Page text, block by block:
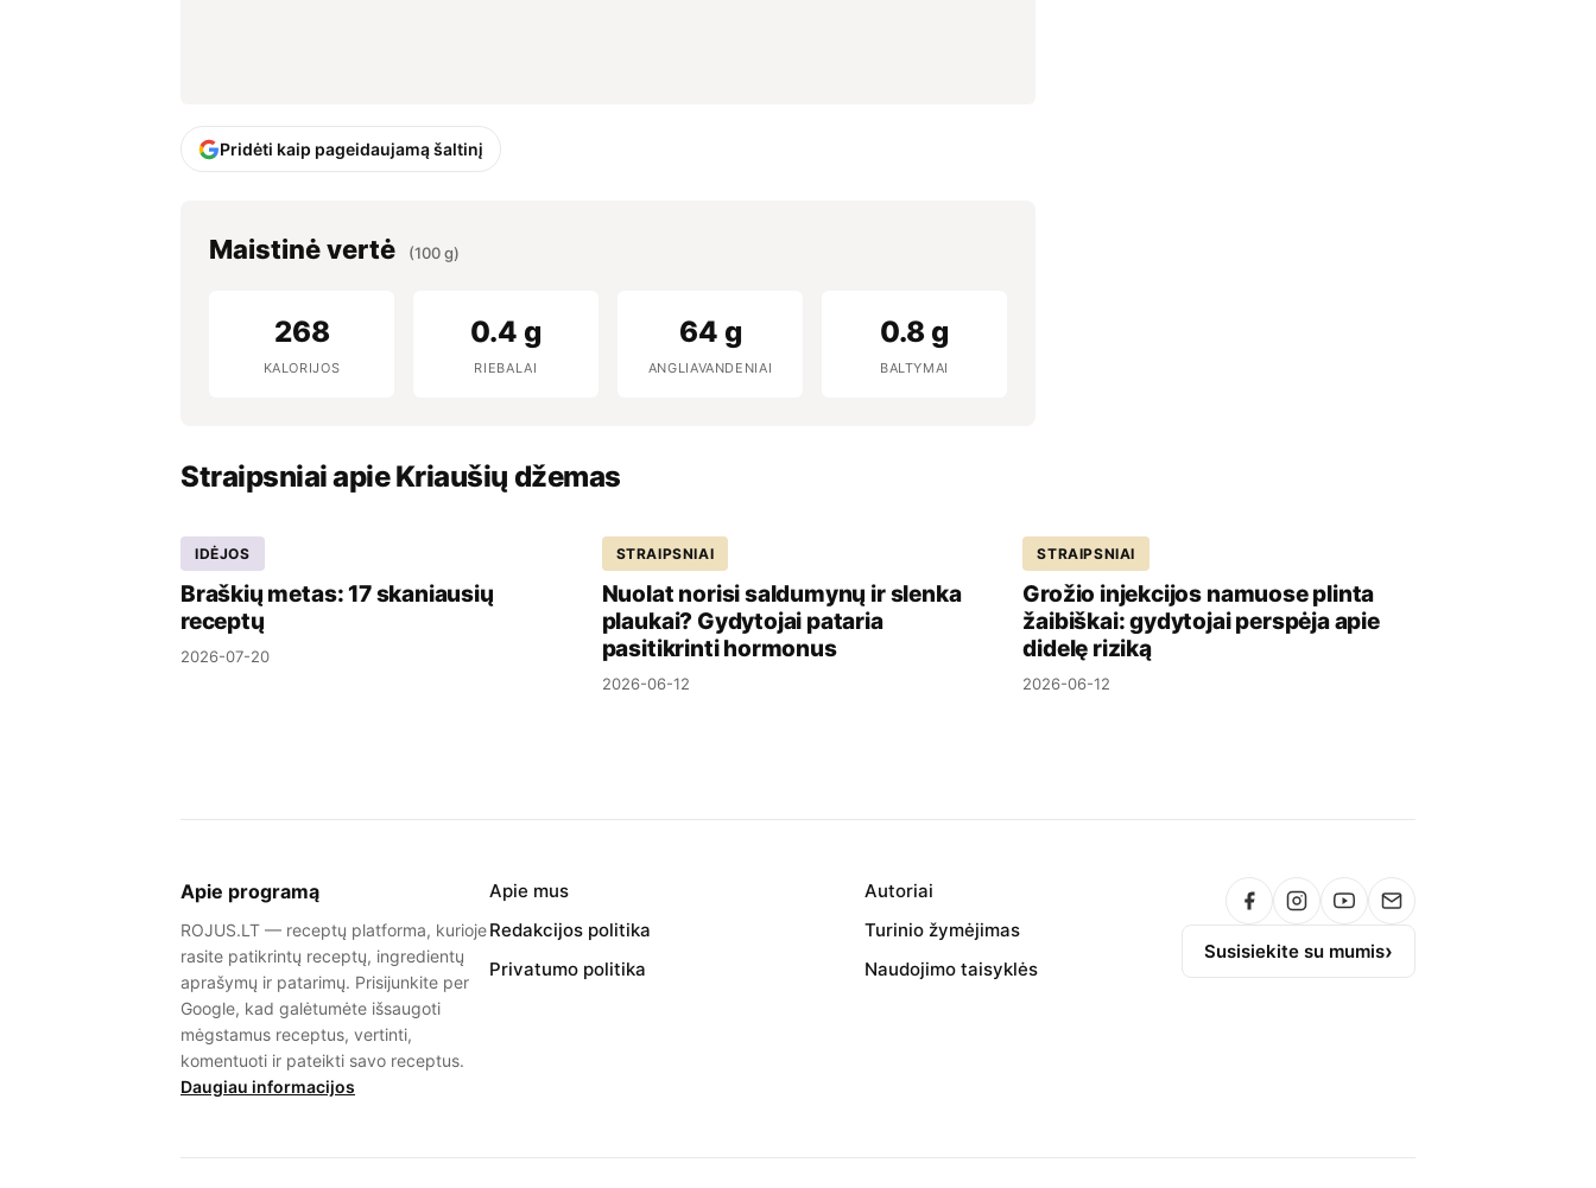
Pridėti kaip pageidaujamą šaltinį
Maistinė vertė (100 g)
268
KALORIJOS
0.4 g
RIEBALAI
64 g
ANGLIAVANDENIAI
0.8 g
BALTYMAI
Straipsniai apie Kriaušių džemas
IDĖJOS
Braškių metas: 17 skaniausių
receptų
2026-07-20
STRAIPSNIAI
Nuolat norisi saldumynų ir slenka
plaukai? Gydytojai pataria
pasitikrinti hormonus
2026-06-12
STRAIPSNIAI
Grožio injekcijos namuose plinta
žaibiškai: gydytojai perspėja apie
didelę riziką
2026-06-12
Apie programą
ROJUS.LT — receptų platforma, kurioje
rasite patikrintų receptų, ingredientų
aprašymų ir patarimų. Prisijunkite per
Google, kad galėtumėte išsaugoti
mėgstamus receptus, vertinti,
komentuoti ir pateikti savo receptus.
Daugiau informacijos
Apie mus
Autoriai
Redakcijos politika
Turinio žymėjimas
Privatumo politika
Naudojimo taisyklės
Susisiekite su mumis